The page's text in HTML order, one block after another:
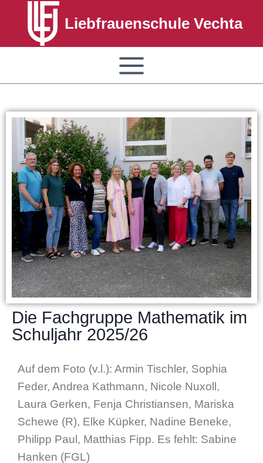
Liebfrauenschule Vechta
Die Fachgruppe Mathematik im
Schuljahr 2025/26
Auf dem Foto (v.l.): Armin Tischler, Sophia
Feder, Andrea Kathmann, Nicole Nuxoll,
Laura Gerken, Fenja Christiansen, Mariska
Schewe (R), Elke Küpker, Nadine Beneke,
Philipp Paul, Matthias Fipp. Es fehlt: Sabine
Hanken (FGL)